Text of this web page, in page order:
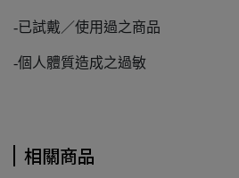
-已試戴／使用過之商品
-個人體質造成之過敏
相關商品